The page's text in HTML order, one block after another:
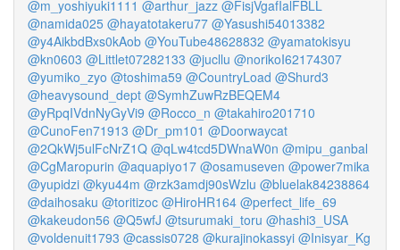
@m_yoshiyuki1111 @arthur_jazz @FisjVgafIalFBLL
@namida025 @hayatotakeru77 @Yasushi54013382
@y4AikbdBxs0kAob @YouTube48628832 @yamatokisyu
@kn0603 @Littlet07282133 @jucllu @norikoI62174307
@yumiko_zyo @toshima59 @CountryLoad @Shurd3
@heavysound_dept @SymhZuwRzBEQEM4
@yRpqIVdnNyGyVi9 @Rocco_n @takahiro201710
@CunoFen71913 @Dr_pm101 @Doorwaycat
@2QkWj5ulFcNrZ1Q @qLw4tcd5DWnaW0n @mipu_ganbal
@CgMaropurin @aquapiyo17 @osamuseven @power7mika
@yupidzi @kyu44m @rzk3amdj90sWzlu @bluelak84238864
@daihosaku @toritizoc @HiroHR164 @perfect_life_69
@kakeudon56 @Q5wfJ @tsurumaki_toru @hashi3_USA
@voldenuit1793 @cassis0728 @kurajinokassyi @Inisyar_Kg